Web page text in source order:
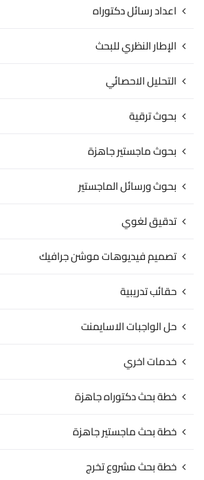
اعداد رسائل دكتوراه
الإطار النظري للبحث
التحليل الاحصائي
بحوث ترقية
بحوث ماجستير جاهزة
بحوث ورسائل الماجستير
تدقيق لغوي
تصميم فيديوهات موشن جرافيك
حقائب تدريبية
حل الواجبات الاسايمنت
خدمات اخري
خطة بحث دكتوراه جاهزة
خطة بحث ماجستير جاهزة
خطة بحث مشروع تخرج